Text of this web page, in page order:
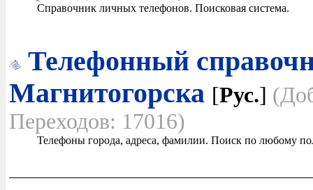
Справочник личных телефонов. Поисковая система.
Телефонный
Магнитогорска [Рус.]
Переходов: 17016)
Телефоны города, адреса, фамилии. Поиск по любому